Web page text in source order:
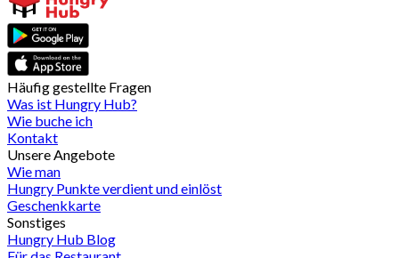
Häufig gestellte Fragen
Was ist Hungry Hub?
Wie buche ich
Kontakt
Unsere Angebote
Wie man
Hungry Punkte verdient und einlöst
Geschenkkarte
Sonstiges
Hungry Hub Blog